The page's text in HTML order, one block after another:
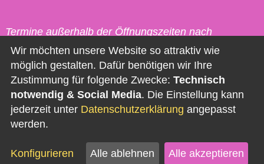
Termine außerhalb der Öffnungszeiten nach
vorheriger Vereinbarung möglich.
Kontakt
Impressum
Datenschutz
Newsletter abonnieren
Wir möchten unsere Website so attraktiv wie
möglich gestalten. Dafür benötigen wir Ihre
Zustimmung für folgende Zwecke: Technisch
notwendig & Social Media. Die Einstellung kann
jederzeit unter Datenschutzerklärung angepasst
werden.
Konfigurieren Alle ablehnen Alle akzeptieren